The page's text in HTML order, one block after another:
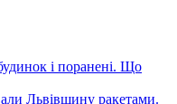
і поранені. Що
Львівщину ракетами.